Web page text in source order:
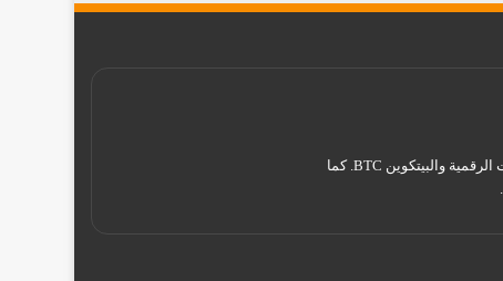
موقع تقني نت – Tekany Net : هو أحد أفضل مواقع أخبار العملات الرقمية والبيتكوين ، والافضل في مجال تعليم العملات الرقمية والبيتكوين BTC. كما